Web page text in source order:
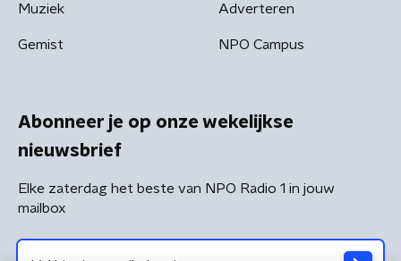
Muziek
Gemist
Adverteren
NPO Campus
Abonneer je op onze wekelijkse
nieuwsbrief
Elke zaterdag het beste van NPO Radio 1 in jouw
mailbox